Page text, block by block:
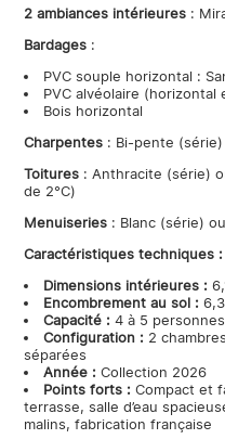
2 ambiances intérieures :
Bardages :
PVC souple horizontal :
PVC alvéolaire
Bois horizontal
Charpentes : Bi-pente
Toitures : Anthracite (série)
de 2°C)
Menuiseries : Blanc (série)
Caractéristiques techniques :
Dimensions intérieures :
Encombrement au sol :
Capacité : 4 à 5 personnes
Configuration : 2
séparées
Année : Collection 2026
Points forts : Compact et
terrasse, salle d’eau
malins, fabrication française